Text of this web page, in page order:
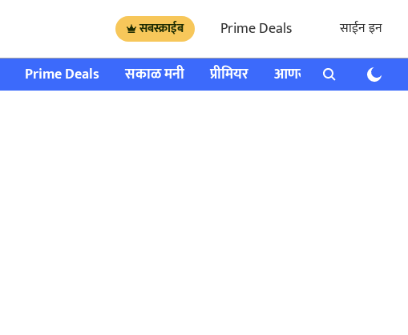
सबस्क्राईब Prime Deals साईन इन
Prime Deals सकाळ मनी प्रीमियर आणखी राशी भविष्य